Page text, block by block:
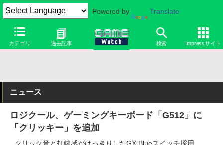
Powered by Translate
カテゴリ 過去記事 検索 Impressサイト
ニュース
ロジクール、ゲーミングキーボード「G512」に
「クリッキー」を追加
クリック音と打鍵感がはっきりしたGX Blueスイッチ採用